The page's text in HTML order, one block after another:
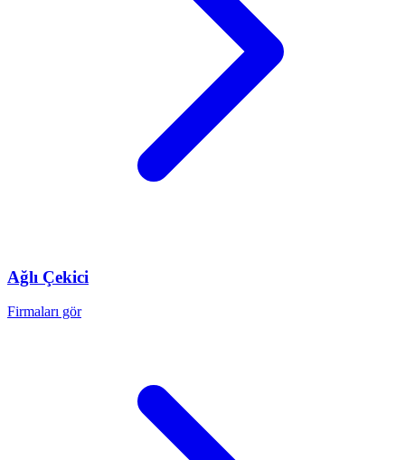
Ağlı Çekici
Firmaları gör